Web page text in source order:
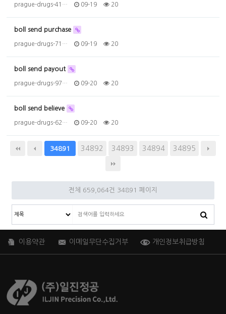
prague-drugs-41… 09-19 20
boll send purchase
prague-drugs-71… 09-19 20
boll send payout
prague-drugs-97… 09-20 20
boll send believe
prague-drugs-62… 09-20 20
34891 34892 34893 34894 34895
전체 659,064건 34891 페이지
이용약관 이메일무단수집거부 개인정보취급방침